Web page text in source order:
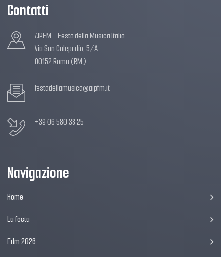
Contatti
AIPFM - Festa della Musica Italia
Via San Calepodio, 5/A
00152 Roma (RM)
festadellamusica@aipfm.it
+39 06 580.38.25
Navigazione
Home
La festa
Fdm 2026